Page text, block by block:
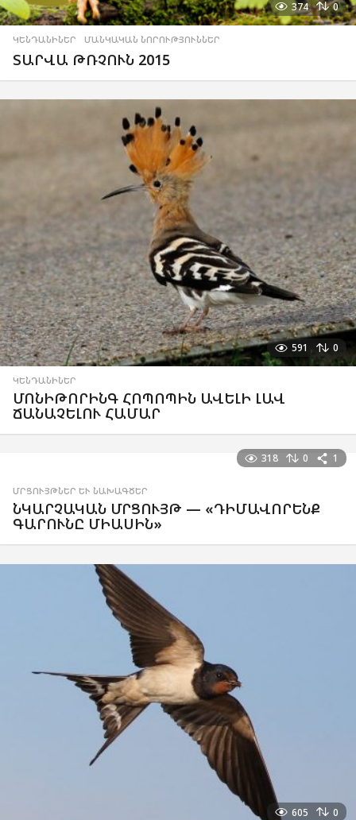
374 0
ԿԵՆԴԱՆԻՆԵՐ ,ՄԱՆԿԱԿԱՆ ՆՈՐՈՒԹՅՈՒՆՆԵՐ
ՏԱՐՎԱ ԹՌՉՈՒՆ 2015
591 0
ԿԵՆԴԱՆԻՆԵՐ
ՄՈՆԻԹՈՐԻՆԳ ՀՈՊՈՊԻՆ ԱՎԵԼԻ ԼԱՎ
ՃԱՆԱՉԵԼՈՒ ՀԱՄԱՐ
318 0 1
ՄՐՑՈՒՅԹՆԵՐ ԵՒ ՆԱԽԱԳԾԵՐ
ՆԿԱՐՉԱԿԱՆ ՄՐՑՈՒՅԹ — «ԴԻՄԱՎՈՐԵՆՔ
ԳԱՐՈՒՆԸ ՄԻԱՍԻՆ»
605 0